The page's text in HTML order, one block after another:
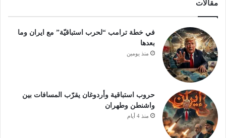
مقالات
في خطة ترامب “لحرب استباقيّة” مع ايران وما
بعدها
منذ يومين
حروب استباقية وأردوغان يقرّب المسافات بين
واشنطن وطهران
منذ 4 أيام